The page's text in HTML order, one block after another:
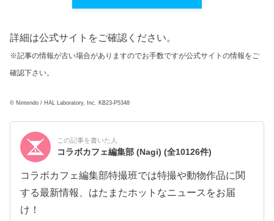
詳細は公式サイトをご確認ください。
※記事の情報が古い場合がありますのでお手数ですが公式サイトの情報をご
確認下さい。
© Nintendo / HAL Laboratory, Inc. KB23-P5348
この記事を書いた人
コラボカフェ編集部 (Nagi)(全10126件)
コラボカフェ編集部特撮班では特撮や動物作品に関
する最新情報、はたまたホットなニュースをお届
け！